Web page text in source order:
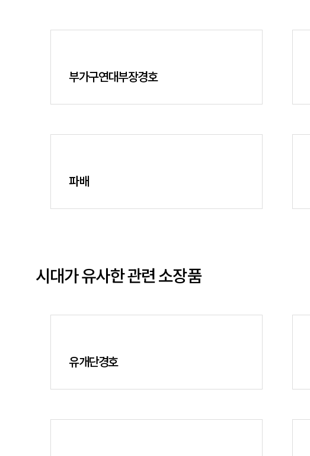
부가구연대부장경호
파배
시대가 유사한 관련 소장품
유개단경호